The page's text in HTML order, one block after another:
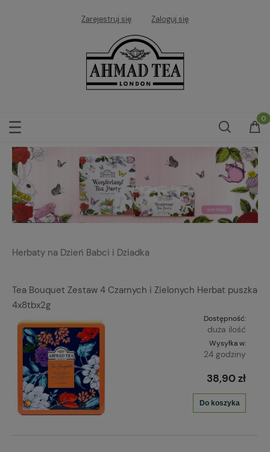
Zarejestruj się Zaloguj się
Herbaty na Dzień Babci i Dziadka
Tea Bouquet Zestaw 4 Czarnych i Zielonych Herbat puszka
4x8tbx2g
Dostępność:
duża ilość
Wysyłka w:
24 godziny
38,90 zł
Do koszyka